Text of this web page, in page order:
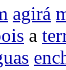
agirá
a